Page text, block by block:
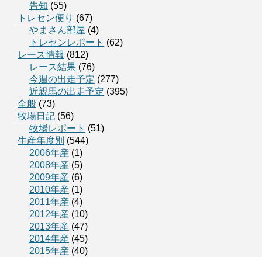
告知 (55)
トレセン便り (67)
やまさん部屋 (4)
トレセンレポート (62)
レース情報 (812)
レース結果 (76)
今週の出走予定 (277)
近親馬の出走予定 (395)
全般 (73)
牧場日記 (56)
牧場レポート (51)
生産年度別 (544)
2006年産 (1)
2008年産 (5)
2009年産 (6)
2010年産 (1)
2011年産 (4)
2012年産 (10)
2013年産 (47)
2014年産 (45)
2015年産 (40)